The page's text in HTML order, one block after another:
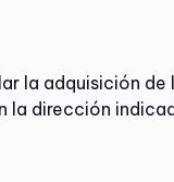
la adquisición
la dirección